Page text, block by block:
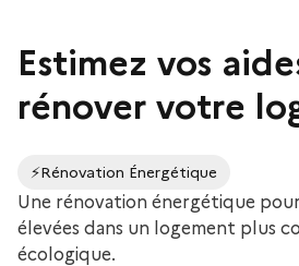
Estimez vos
rénover votre
⚡️Rénovation Énergétique
Une rénovation énergétique
élevées dans un logement plus
écologique.